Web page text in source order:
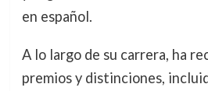
en español.
A lo largo de su carrera, ha
premios y distinciones,